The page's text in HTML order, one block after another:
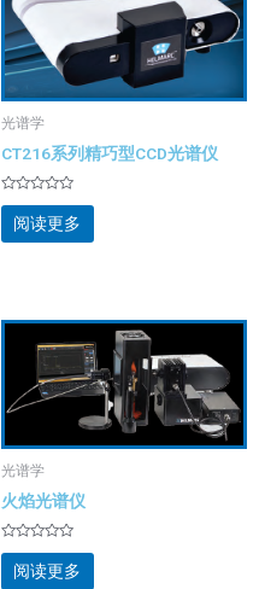
光谱学
CT216系列精巧型CCD光谱仪
评
分
&sol;
阅读更多
光谱学
火焰光谱仪
评
分阅读更多